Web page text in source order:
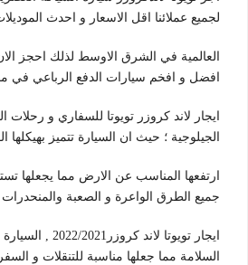
لجميع عملائنا اقل الاسعار و احدث
العالمية في الشرق الاوسط لذلك احجز
افضل و افخم سيارات الدفع الرباعي في
ايجار لاند كروزر تويوتا للسفاري و رحلات
الجيلوجية ؛ حيث ان السيارة تتميز
ارتفعها المناسب عن الارض مما يجعلها
جميع الطرق الواعرة و الصعبة
ايجار تويوتا
السلامة مما جعلها مناسبة للتنقلات و